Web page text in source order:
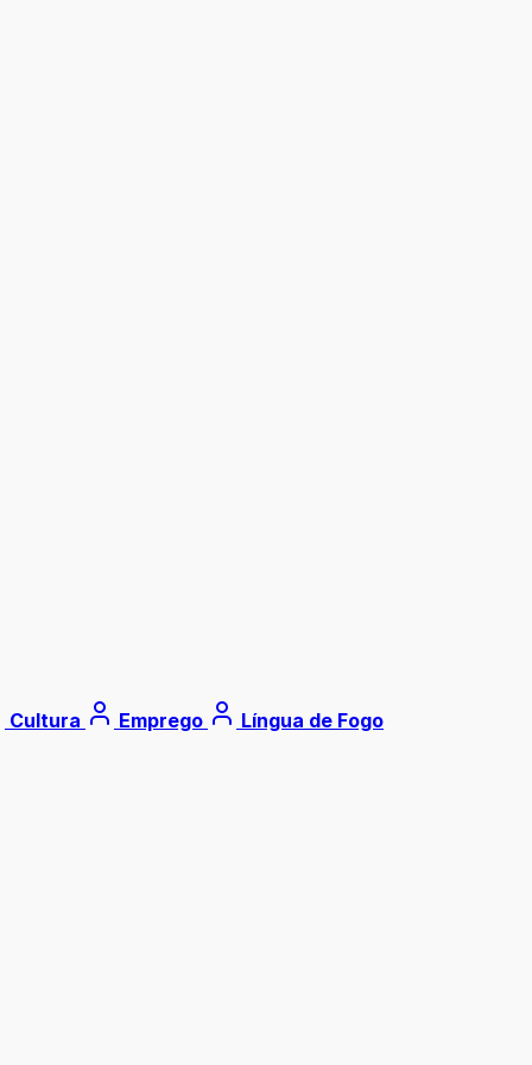
Cultura Emprego Língua de Fogo